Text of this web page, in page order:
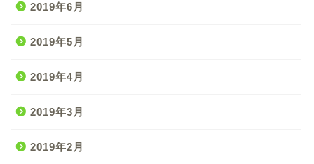
2019年6月
2019年5月
2019年4月
2019年3月
2019年2月